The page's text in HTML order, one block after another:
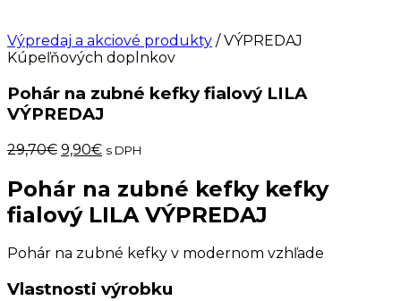
Výpredaj a akciové produkty / VÝPREDAJ
Kúpeľňových doplnkov
Pohár na zubné kefky fialový LILA
VÝPREDAJ
29,70€ Pôvodná
bola:
29,70€.
9,90€Aktuálna
je:
9,90€.
s DPH
Pohár na zubné kefky kefky
fialový LILA VÝPREDAJ
Pohár na zubné kefky v modernom vzhľade
Vlastnosti výrobku